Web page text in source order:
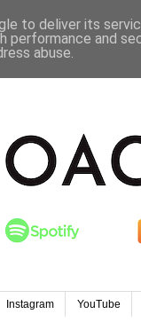
Instagram YouTube
to deliver its
performance and
abuse.